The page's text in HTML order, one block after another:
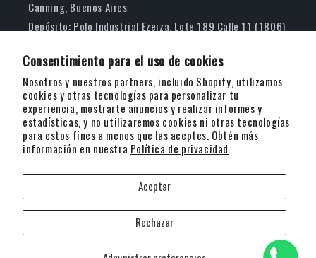
Consentimiento para el uso de cookies
Nosotros y nuestros partners, incluido Shopify, utilizamos
cookies y otras tecnologías para personalizar tu
experiencia, mostrarte anuncios y realizar informes y
estadísticas, y no utilizaremos cookies ni otras tecnologías
para estos fines a menos que las aceptes. Obtén más
información en nuestra Política de privacidad
Aceptar
Rechazar
Canning, Buenos Aires
Depósito: Polo Industrial Ezeiza, Lote 189 Calle 11 (1806)
AMTRADE S.R.L.
FacebookInstagramYouTube
Suscribite a nuestras novedades y ofertas
Correo electrónico